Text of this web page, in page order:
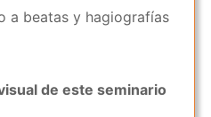
a beatas y hagiografías
de este seminario